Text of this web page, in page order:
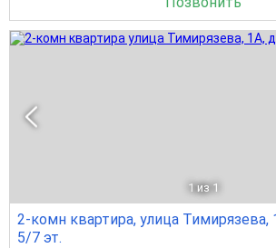
1 из 1
2-комн квартира, улица Тимирязева,
5/7 эт.